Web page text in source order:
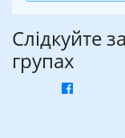
Слідкуйте
групах